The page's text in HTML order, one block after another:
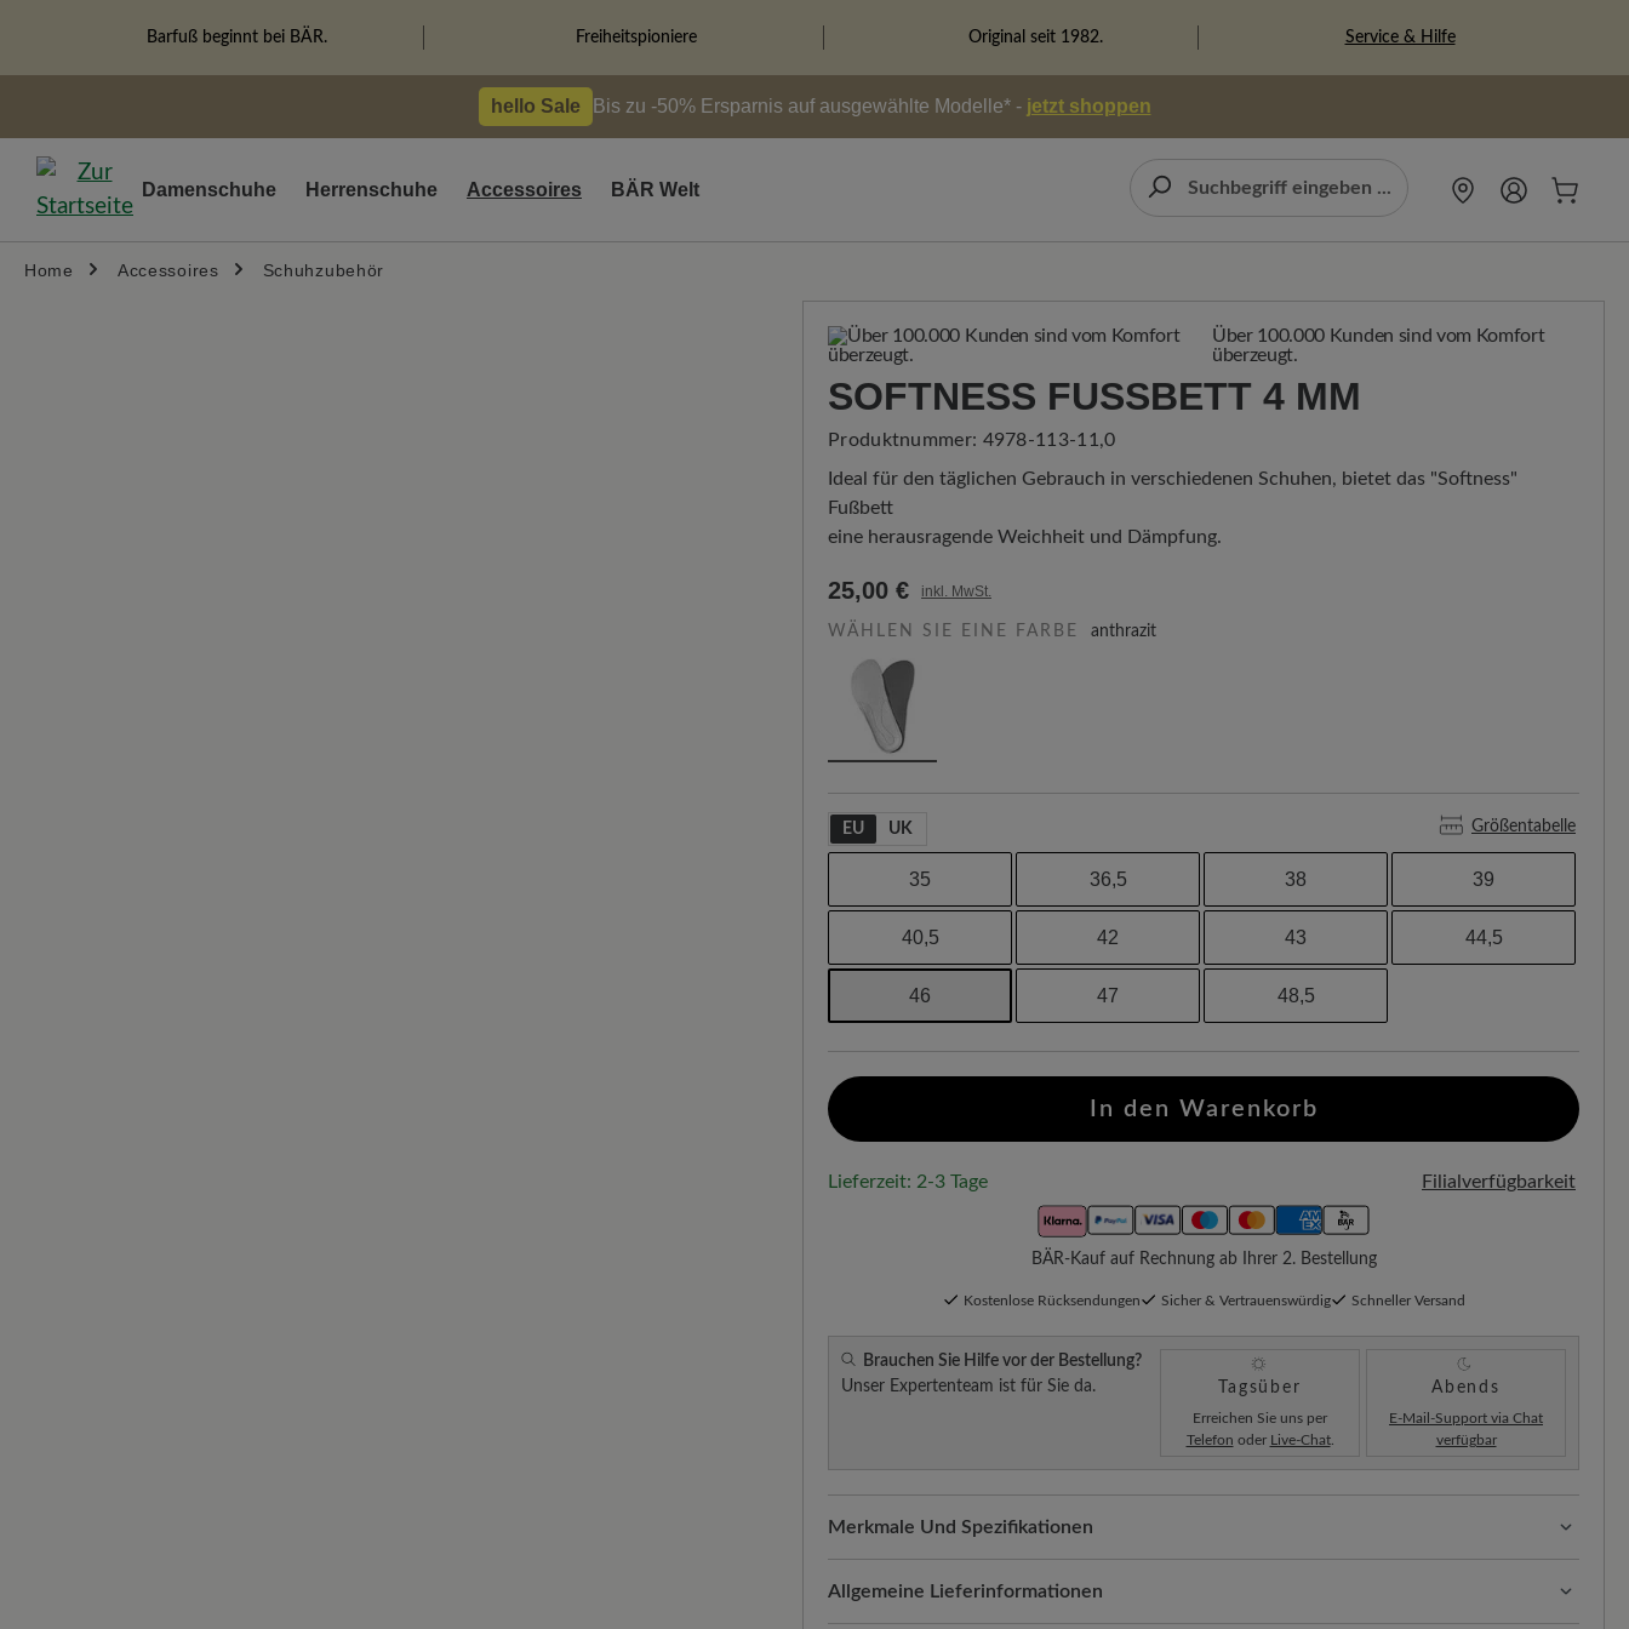
Zur Hauptnavigation springen
Barfuß beginnt bei BÄR. Freiheitspioniere Original seit 1982. Service & Hilfe
hello Sale Bis zu -50% Ersparnis auf ausgewählte Modelle* - jetzt shoppen
Damenschuhe Herrenschuhe Accessoires BÄR Welt
Home Accessoires Schuhzubehör
Über 100.000 Kunden sind vom Komfort
überzeugt.
SOFTNESS FUSSBETT 4 MM
Produktnummer: 4978-113-11,0
Ideal für den täglichen Gebrauch in verschiedenen Schuhen, bietet das "Softness"
Fußbett
eine herausragende Weichheit und Dämpfung.
25,00 € inkl. MwSt.
WÄHLEN SIE EINE FARBE anthrazit
EU UK Größentabelle
35 36,5 38 39
40,5 42 43 44,5
46 47 48,5
In den Warenkorb
Lieferzeit: 2-3 Tage Filialverfügbarkeit
BÄR-Kauf auf Rechnung ab Ihrer 2. Bestellung
Kostenlose Rücksendungen Sicher & Vertrauenswürdig Schneller Versand
Brauchen Sie Hilfe vor der Bestellung?
Unser Expertenteam ist für Sie da.
Tagsüber
Erreichen Sie uns per
Telefon oder Live-Chat.
Abends
E-Mail-Support via Chat
verfügbar
Merkmale Und Spezifikationen
Passform:Comfort - Weite Passform (H) - Für normale bis kräftige Füße
Allgemeine Lieferinformationen